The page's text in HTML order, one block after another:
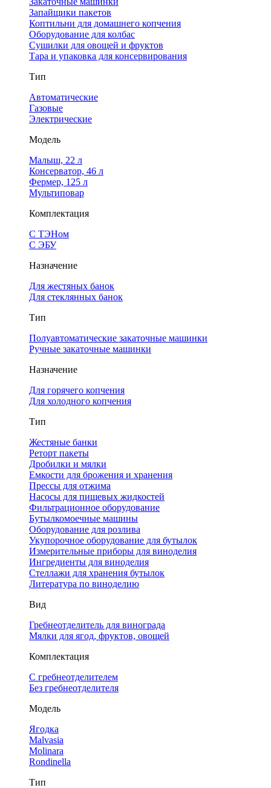
Запайщики пакетов
Коптильни для домашнего копчения
Оборудование для колбас
Сушилки для овощей и фруктов
Тара и упаковка для консервирования
Тип
Автоматические
Газовые
Электрические
Модель
Малыш, 22 л
Консерватор, 46 л
Фермер, 125 л
Мультиповар
Комплектация
С ТЭНом
С ЭБУ
Назначение
Для жестяных банок
Для стеклянных банок
Тип
Полуавтоматические закаточные машинки
Ручные закаточные машинки
Назначение
Для горячего копчения
Для холодного копчения
Тип
Жестяные банки
Реторт пакеты
Дробилки и мялки
Емкости для брожения и хранения
Прессы для отжима
Насосы для пищевых жидкостей
Фильтрационное оборудование
Бутылкомоечные машины
Оборудование для розлива
Укупорочное оборудование для бутылок
Измерительные приборы для виноделия
Ингредиенты для виноделия
Стеллажи для хранения бутылок
Литература по виноделию
Вид
Гребнеотделитель для винограда
Мялки для ягод, фруктов, овощей
Комплектация
С гребнеотделителем
Без гребнеотделителя
Модель
Ягодка
Malvasia
Molinara
Rondinella
Тип